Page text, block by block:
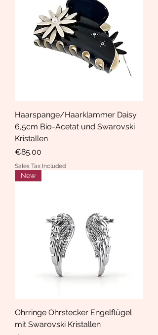
Haarspange/Haarklammer Daisy
6,5cm Bio-Acetat und Swarovski
Kristallen
Price
€85.00
Sales Tax Included
New
Ohrringe Ohrstecker Engelflügel
mit Swarovski Kristallen